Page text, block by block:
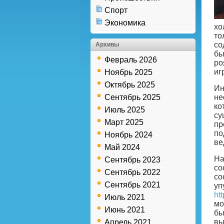
Спорт
Экономика
Архивы
Февраль 2026
Ноябрь 2025
Октябрь 2025
Сентябрь 2025
Июль 2025
Март 2025
Ноябрь 2024
Май 2024
Сентябрь 2023
Сентябрь 2022
Сентябрь 2021
Июль 2021
Июнь 2021
Апрель 2021